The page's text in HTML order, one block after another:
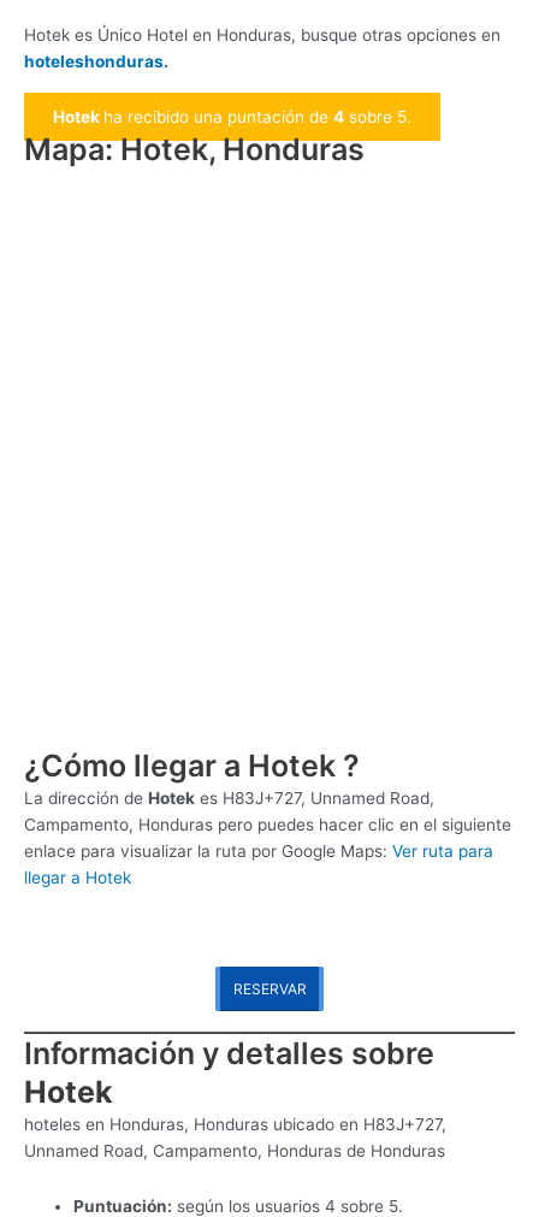
Hotek es Único Hotel en Honduras, busque otras opciones en
hoteleshonduras.
Hotek ha recibido una puntación de 4 sobre 5.
Mapa: Hotek, Honduras
¿Cómo llegar a Hotek ?
La dirección de Hotek es H83J+727, Unnamed Road,
Campamento, Honduras pero puedes hacer clic en el siguiente
enlace para visualizar la ruta por Google Maps: Ver ruta para
llegar a Hotek
RESERVAR
Información y detalles sobre
Hotek
hoteles en Honduras, Honduras ubicado en H83J+727,
Unnamed Road, Campamento, Honduras de Honduras
Puntuación: según los usuarios 4 sobre 5.